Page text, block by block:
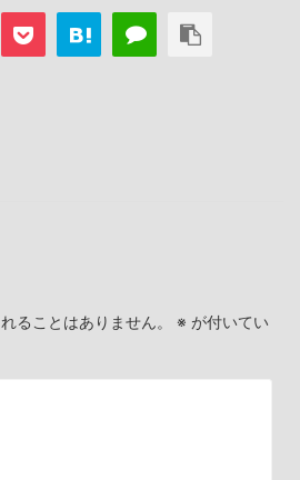
ることはありません。 ※ が付いてい